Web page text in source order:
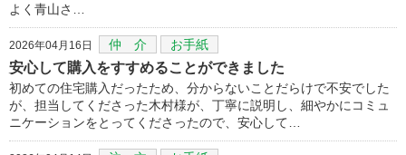
よく青山さ…
2026年04月16日 仲 介 お手紙
安心して購入をすすめることができました
初めての住宅購入だったため、分からないことだらけで不安でした
が、担当してくださった木村様が、丁寧に説明し、細やかにコミュ
ニケーションをとってくださったので、安心して…